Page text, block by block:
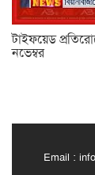
টাইফয়েড
নভেম্বর
Email :